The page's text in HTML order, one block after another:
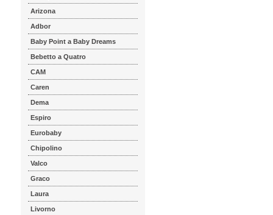
Arizona
Adbor
Baby Point a Baby Dreams
Bebetto a Quatro
CAM
Caren
Dema
Espiro
Eurobaby
Chipolino
Valco
Graco
Laura
Livorno